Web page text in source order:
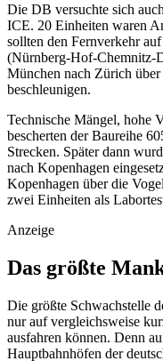
Die DB versuchte sich
ICE. 20 Einheiten waren
sollten den Fernverkehr
(Nürnberg-Hof-Chemnitz-
München nach Zürich
beschleunigen.
Technische Mängel, hohe
bescherten der Baureihe
Strecken. Später dann
nach Kopenhagen
Kopenhagen über die
zwei Einheiten als
Anzeige
Das größte
Die größte Schwachstelle
nur auf vergleichsweise
ausfahren können. Denn
Hauptbahnhöfen der